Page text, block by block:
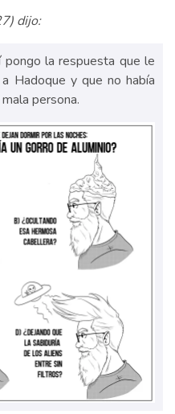
dijo:
la respuesta que le
Hadoque y que no había
persona.